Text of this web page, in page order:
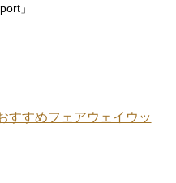
」
すすめフェアウェイウッ